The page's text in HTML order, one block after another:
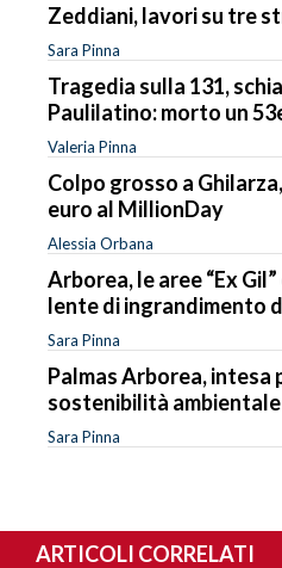
Zeddiani, lavori su tre
Sara Pinna
Tragedia sulla 131,
Paulilatino: morto un
Valeria Pinna
Colpo grosso a
euro al MillionDay
Alessia Orbana
Arborea, le aree “Ex
lente di ingrandimento
Sara Pinna
Palmas Arborea, intesa
sostenibilità ambientale
Sara Pinna
ARTICOLI CORRELATI